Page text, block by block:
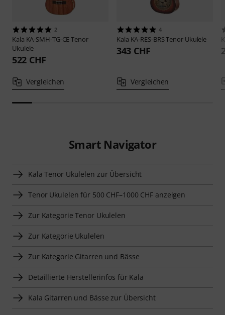
2
Kala KA-SMH-TG-CE Tenor
Ukulele
522 CHF
Vergleichen
4
Kala KA-RES-BRS Tenor Ukulele
343 CHF
Vergleichen
Smart Navigator
Kala Tenor Ukulelen zur Übersicht
Tenor Ukulelen für 500 CHF–1000 CHF anzeigen
Zur Kategorie Tenor Ukulelen
Zur Kategorie Ukulelen
Zur Kategorie Gitarren und Bässe
Detaillierte Herstellerinfos für Kala
Kala Gitarren und Bässe zur Übersicht